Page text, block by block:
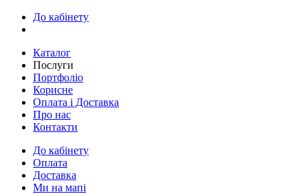
До кабінету
Каталог
Послуги
Портфоліо
Корисне
Оплата і Доставка
Про нас
Контакти
До кабінету
Оплата
Доставка
Ми на мапі